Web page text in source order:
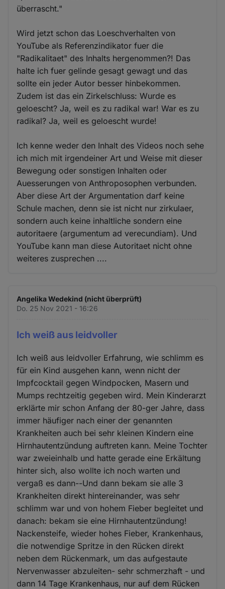
überrascht."
Wird jetzt schon das Loeschverhalten von
YouTube als Referenzindikator fuer die
"Radikalitaet" des Inhalts hergenommen?! Das
halte ich fuer gelinde gesagt gewagt und das
sollte ein jeder Autor besser hinbekommen.
Zudem ist das ein Zirkelschluss: Wurde es
geloescht? Ja, weil es zu radikal war! War es zu
radikal? Ja, weil es geloescht wurde!
Ich kenne weder den Inhalt des Videos noch sehe
ich mich mit irgendeiner Art und Weise mit dieser
Bewegung oder sonstigen Inhalten oder
Auesserungen von Anthroposophen verbunden.
Aber diese Art der Argumentation darf keine
Schule machen, denn sie ist nicht nur zirkulaer,
sondern auch keine inhaltliche sondern eine
autoritaere (argumentum ad verecundiam). Und
YouTube kann man diese Autoritaet nicht ohne
weiteres zusprechen ....
Angelika Wedekind (nicht überprüft)
Do. 25 Nov 2021 - 16:26
Ich weiß aus leidvoller
Ich weiß aus leidvoller Erfahrung, wie schlimm es
für ein Kind ausgehen kann, wenn nicht der
Impfcocktail gegen Windpocken, Masern und
Mumps rechtzeitig gegeben wird. Mein Kinderarzt
erklärte mir schon Anfang der 80-ger Jahre, dass
immer häufiger nach einer der genannten
Krankheiten auch bei sehr kleinen Kindern eine
Hirnhautentzündung auftreten kann. Meine Tochter
war zweieinhalb und hatte gerade eine Erkältung
hinter sich, also wollte ich noch warten und
vergaß es dann--Und dann bekam sie alle 3
Krankheiten direkt hintereinander, was sehr
schlimm war und von hohem Fieber begleitet und
danach: bekam sie eine Hirnhautentzündung!
Nackensteife, wieder hohes Fieber, Krankenhaus,
die notwendige Spritze in den Rücken direkt
neben dem Rückenmark, um das aufgestaute
Nervenwasser abzuleiten- sehr schmerzhaft - und
dann 14 Tage Krankenhaus, nur auf dem Rücken